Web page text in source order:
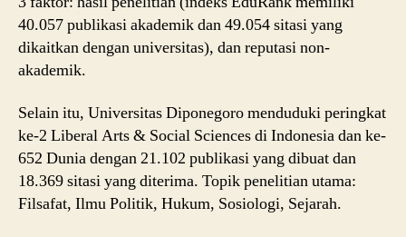
40.057 publikasi akademik dan 49.054 sitasi yang
dikaitkan dengan universitas), dan reputasi non-
akademik.
Selain itu, Universitas Diponegoro menduduki peringkat
ke-2 Liberal Arts & Social Sciences di Indonesia dan ke-
652 Dunia dengan 21.102 publikasi yang dibuat dan
18.369 sitasi yang diterima. Topik penelitian utama:
Filsafat, Ilmu Politik, Hukum, Sosiologi, Sejarah.